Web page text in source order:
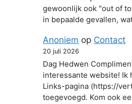
gewoonlijk ook "out of
in bepaalde gevallen,
Anoniem op Contact
20 juli 2026
Dag Hedwen
interessante website! Ik
Links-pagina (https://
toegevoegd. Kom ook